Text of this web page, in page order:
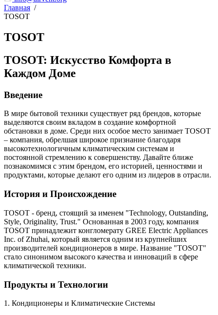
Главная /
TOSOT
TOSOT
TOSOT: Искусство Комфорта в
Каждом Доме
Введение
В мире бытовой техники существует ряд брендов, которые
выделяются своим вкладом в создание комфортной
обстановки в доме. Среди них особое место занимает TOSOT
– компания, обрелшая широкое признание благодаря
высокотехнологичным климатическим системам и
постоянной стремлению к совершенству. Давайте ближе
познакомимся с этим брендом, его историей, ценностями и
продуктами, которые делают его одним из лидеров в отрасли.
История и Происхождение
TOSOT - бренд, стоящий за именем "Technology, Outstanding,
Style, Originality, Trust." Основанная в 2003 году, компания
TOSOT принадлежит конгломерату GREE Electric Appliances
Inc. of Zhuhai, который является одним из крупнейших
производителей кондиционеров в мире. Название "TOSOT"
стало синонимом высокого качества и инноваций в сфере
климатической техники.
Продукты и Технологии
1. Кондиционеры и Климатические Системы